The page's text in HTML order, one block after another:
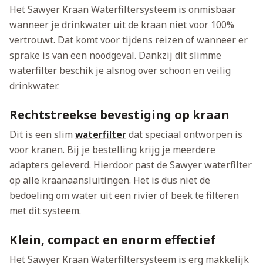
Het Sawyer Kraan Waterfiltersysteem is onmisbaar
wanneer je drinkwater uit de kraan niet voor 100%
vertrouwt. Dat komt voor tijdens reizen of wanneer er
sprake is van een noodgeval. Dankzij dit slimme
waterfilter beschik je alsnog over schoon en veilig
drinkwater.
Rechtstreekse bevestiging op kraan
Dit is een slim waterfilterdat speciaal ontworpen is
voor kranen. Bij je bestelling krijg je meerdere
adapters geleverd. Hierdoor past de Sawyer waterfilter
op alle kraanaansluitingen. Het is dus niet de
bedoeling om water uit een rivier of beek te filteren
met dit systeem.
Klein, compact en enorm effectief
Het Sawyer Kraan Waterfiltersysteem is erg makkelijk